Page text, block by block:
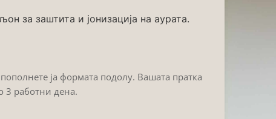
за заштита и јонизација на аурата.
ја формата подолу. Вашата пратка
3 работни дена.